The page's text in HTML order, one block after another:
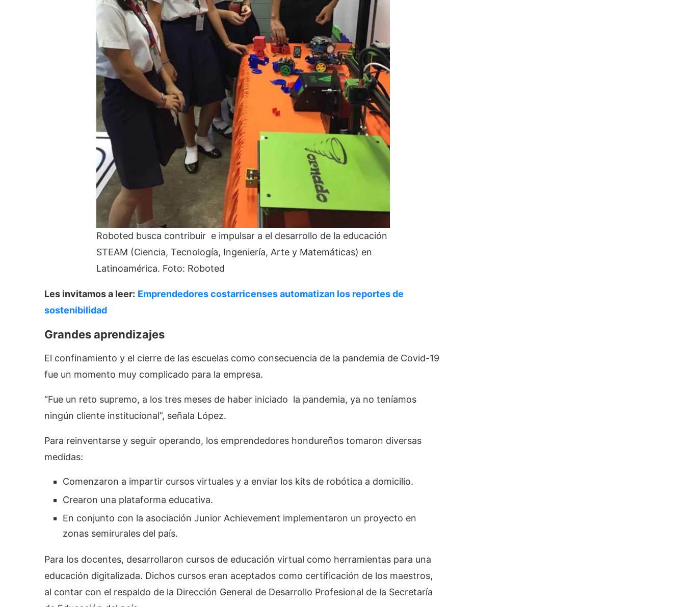
Roboted busca contribuir e impulsar a el desarrollo de la educación
STEAM (Ciencia, Tecnología, Ingeniería, Arte y Matemáticas) en
Latinoamérica. Foto: Roboted
Les invitamos a leer: Emprendedores costarricenses automatizan los reportes de
sostenibilidad
Grandes aprendizajes
El confinamiento y el cierre de las escuelas como consecuencia de la pandemia de Covid-19
fue un momento muy complicado para la empresa.
“Fue un reto supremo, a los tres meses de haber iniciado la pandemia, ya no teníamos
ningún cliente institucional”, señala López.
Para reinventarse y seguir operando, los emprendedores hondureños tomaron diversas
medidas:
Comenzaron a impartir cursos virtuales y a enviar los kits de robótica a domicilio.
Crearon una plataforma educativa.
En conjunto con la asociación Junior Achievement implementaron un proyecto en
zonas semirurales del país.
Para los docentes, desarrollaron cursos de educación virtual como herramientas para una
educación digitalizada. Dichos cursos eran aceptados como certificación de los maestros,
al contar con el respaldo de la Dirección General de Desarrollo Profesional de la Secretaría